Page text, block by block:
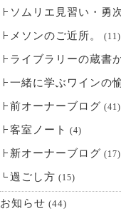
ソムリエ見習い・勇
メソンのご近所。 (11)
ライブラリーの蔵書
一緒に学ぶワインの
前オーナーブログ (41)
客室ノート (4)
新オーナーブログ (17)
過ごし方 (15)
お知らせ (44)